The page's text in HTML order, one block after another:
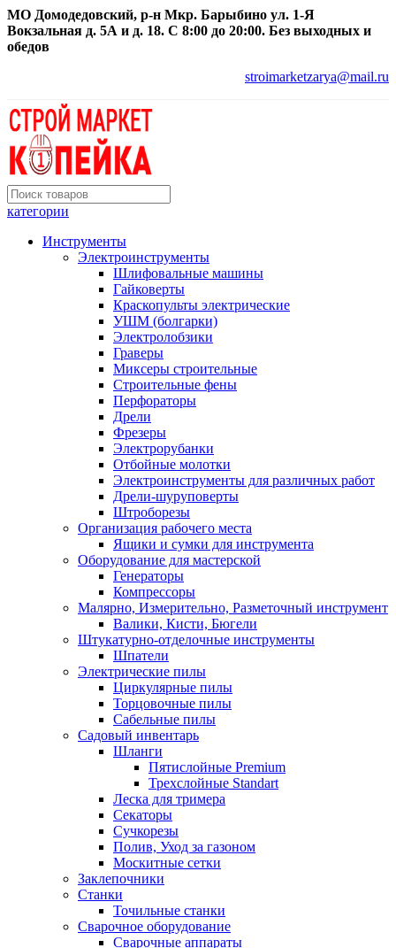
МО Домодедовский, р-н Мкр. Барыбино ул. 1-Я
Вокзальная д. 5А и д. 18. С 8:00 до 20:00. Без выходных и
обедов
stroimarketzarya@mail.ru
категории
Инструменты
Электроинструменты
Шлифовальные машины
Гайковерты
Краскопульты электрические
УШМ (болгарки)
Электролобзики
Граверы
Миксеры строительные
Строительные фены
Перфораторы
Дрели
Фрезеры
Электрорубанки
Отбойные молотки
Электроинструменты для различных работ
Дрели-шуруповерты
Штроборезы
Организация рабочего места
Ящики и сумки для инструмента
Оборудование для мастерской
Генераторы
Компрессоры
Малярно, Измерительно, Разметочный инструмент
Валики, Кисти, Бюгели
Штукатурно-отделочные инструменты
Шпатели
Электрические пилы
Циркулярные пилы
Торцовочные пилы
Сабельные пилы
Садовый инвентарь
Шланги
Пятислойные Premium
Трехслойные Standart
Леска для тримера
Секаторы
Сучкорезы
Полив, Уход за газоном
Москитные сетки
Заклепочники
Станки
Точильные станки
Сварочное оборудование
Сварочные аппараты